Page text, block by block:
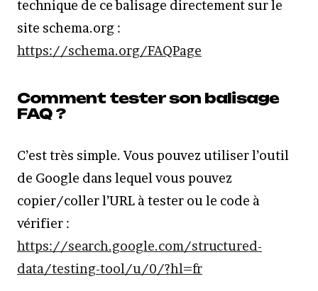
technique de ce balisage directement sur le
site schema.org :
https://schema.org/FAQPage
Comment tester son balisage
FAQ ?
C’est très simple. Vous pouvez utiliser l’outil
de Google dans lequel vous pouvez
copier/coller l’URL à tester ou le code à
vérifier :
https://search.google.com/structured-
data/testing-tool/u/0/?hl=fr